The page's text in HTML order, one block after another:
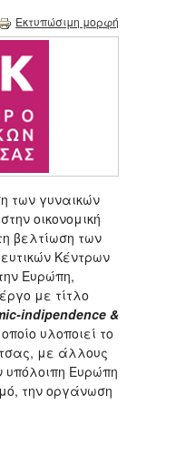
Εκτυπώσιμη μορφή
των γυναικών
οικονομική
βελτίωση των
Κέντρων
Ευρώπη,
με τίτλο
indipendence &
υλοποιεί το
με άλλους
υπόλοιπη Ευρώπη
την οργάνωση